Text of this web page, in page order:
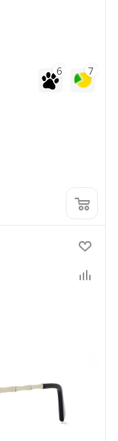
7
6